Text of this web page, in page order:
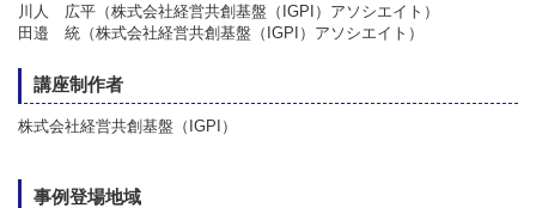
川人 広平（株式会社経営共創基盤（IGPI）アソシエイト）
田邉 統（株式会社経営共創基盤（IGPI）アソシエイト）
講座制作者
株式会社経営共創基盤（IGPI）
事例登場地域